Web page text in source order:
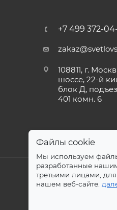
+7 499 372-
108811, г.
шоссе, 22-й
блок Д,
401 комн. 6
Файлы cookie
Мы используем
разработанные
третьими лицами,
нашем веб-сайте.